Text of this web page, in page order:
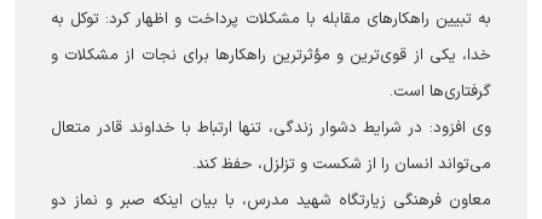
به تبیین راهکارهای مقابله با مشکلات پرداخت و اظهار کرد: توکل به
خدا، یکی از قوی‌ترین و مؤثرترین راهکارها برای نجات از مشکلات و
گرفتاری‌ها است.
وی افزود: در شرایط دشوار زندگی، تنها ارتباط با خداوند قادر متعال
می‌تواند انسان را از شکست و تزلزل، حفظ کند.
معاون فرهنگی زیارتگاه شهید مدرس، با بیان اینکه صبر و نماز دو